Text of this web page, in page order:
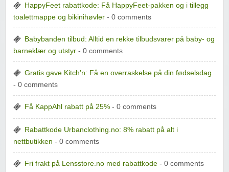
HappyFeet rabattkode: Få HappyFeet-pakken og i tillegg
toalettmappe og bikinihøvler - 0 comments
Babybanden tilbud: Alltid en rekke tilbudsvarer på baby- og
barneklær og utstyr - 0 comments
Gratis gave Kitch’n: Få en overraskelse på din fødselsdag
- 0 comments
Få KappAhl rabatt på 25% - 0 comments
Rabattkode Urbanclothing.no: 8% rabatt på alt i
nettbutikken - 0 comments
Fri frakt på Lensstore.no med rabattkode - 0 comments